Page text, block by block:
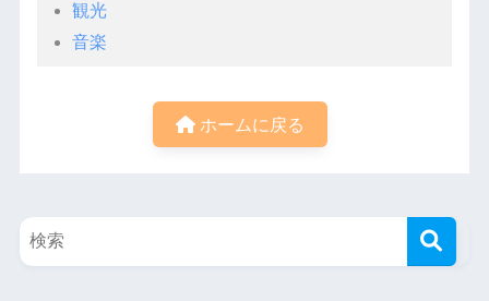
観光
音楽
ホームに戻る